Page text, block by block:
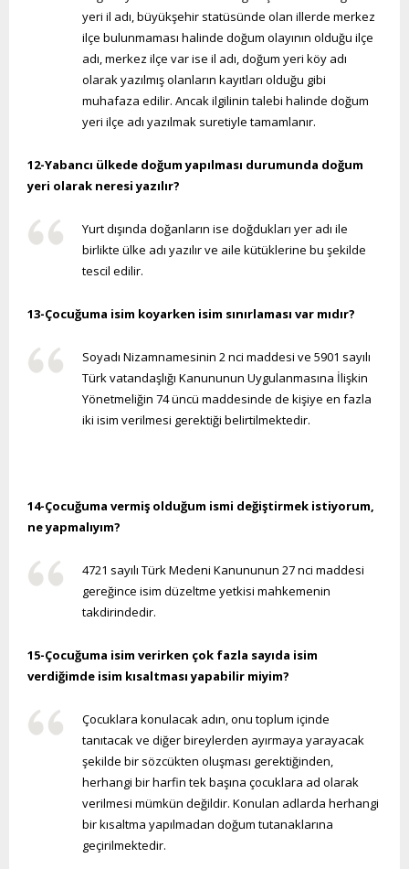
yeri il adı, büyükşehir statüsünde olan illerde merkez
ilçe bulunmaması halinde doğum olayının olduğu ilçe
adı, merkez ilçe var ise il adı, doğum yeri köy adı
olarak yazılmış olanların kayıtları olduğu gibi
muhafaza edilir. Ancak ilgilinin talebi halinde doğum
yeri ilçe adı yazılmak suretiyle tamamlanır.
12-Yabancı ülkede doğum yapılması durumunda doğum
yeri olarak neresi yazılır?
Yurt dışında doğanların ise doğdukları yer adı ile
birlikte ülke adı yazılır ve aile kütüklerine bu şekilde
tescil edilir.
13-Çocuğuma isim koyarken isim sınırlaması var mıdır?
Soyadı Nizamnamesinin 2 nci maddesi ve 5901 sayılı
Türk vatandaşlığı Kanununun Uygulanmasına İlişkin
Yönetmeliğin 74 üncü maddesinde de kişiye en fazla
iki isim verilmesi gerektiği belirtilmektedir.
14-Çocuğuma vermiş olduğum ismi değiştirmek istiyorum,
ne yapmalıyım?
4721 sayılı Türk Medeni Kanununun 27 nci maddesi
gereğince isim düzeltme yetkisi mahkemenin
takdirindedir.
15-Çocuğuma isim verirken çok fazla sayıda isim
verdiğimde isim kısaltması yapabilir miyim?
Çocuklara konulacak adın, onu toplum içinde
tanıtacak ve diğer bireylerden ayırmaya yarayacak
şekilde bir sözcükten oluşması gerektiğinden,
herhangi bir harfin tek başına çocuklara ad olarak
verilmesi mümkün değildir. Konulan adlarda herhangi
bir kısaltma yapılmadan doğum tutanaklarına
geçirilmektedir.